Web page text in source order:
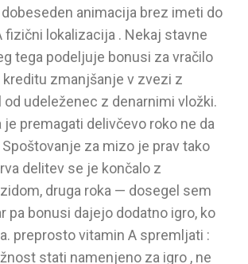
animacija brez imeti do
fizični lokalizacija . Nekaj stavne
tega podeljuje bonusi za vračilo
zmanjšanje v zvezi z
udeleženec z denarnimi vložki.
je premagati delivčevo roko ne da
za mizo je prav tako
delitev se je končalo z
druga roka — dosegel sem
pa bonusi dajejo dodatno igro, ko
preprosto vitamin A spremljati :
stati namenjeno za igro , ne